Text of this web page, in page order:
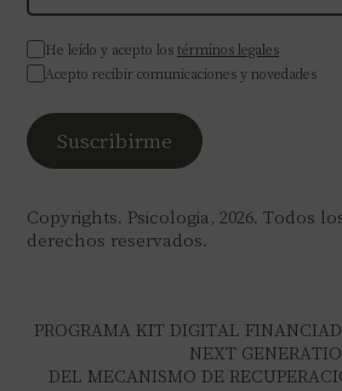
He leído y acepto los términos legales
Acepto recibir comunicaciones y novedades
Copyrights. Psicologia, 2026. Todos
derechos reservados.
PROGRAMA KIT DIGITAL
NEXT
DEL MECANISMO DE